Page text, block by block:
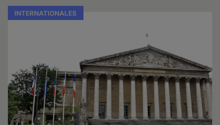
INTERNATIONALES